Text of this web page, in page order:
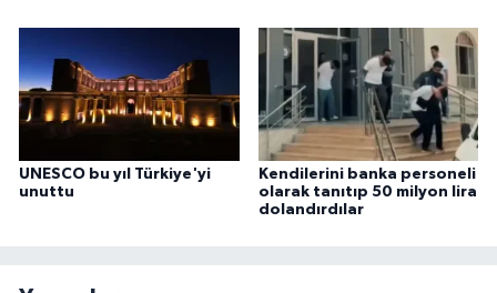
UNESCO bu yıl Türkiye'yi
unuttu
Kendilerini banka personeli
olarak tanıtıp 50 milyon lira
dolandırdılar